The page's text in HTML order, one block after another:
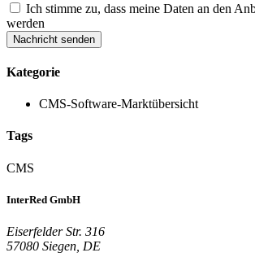
Ich stimme zu, dass meine Daten an den
werden
Nachricht senden
Kategorie
CMS-Software-Marktübersicht
Tags
CMS
InterRed GmbH
Eiserfelder Str. 316
57080 Siegen, DE